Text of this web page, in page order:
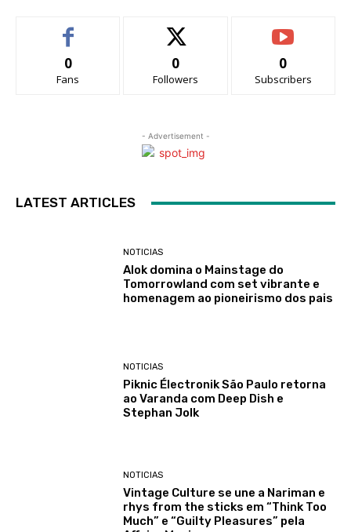
0
Fans
0
Followers
0
Subscribers
- Advertisement -
LATEST ARTICLES
NOTICIAS
Alok domina o Mainstage do
Tomorrowland com set vibrante e
homenagem ao pioneirismo dos pais
NOTICIAS
Piknic Électronik São Paulo retorna
ao Varanda com Deep Dish e
Stephan Jolk
NOTICIAS
Vintage Culture se une a Nariman e
rhys from the sticks em “Think Too
Much” e “Guilty Pleasures” pela